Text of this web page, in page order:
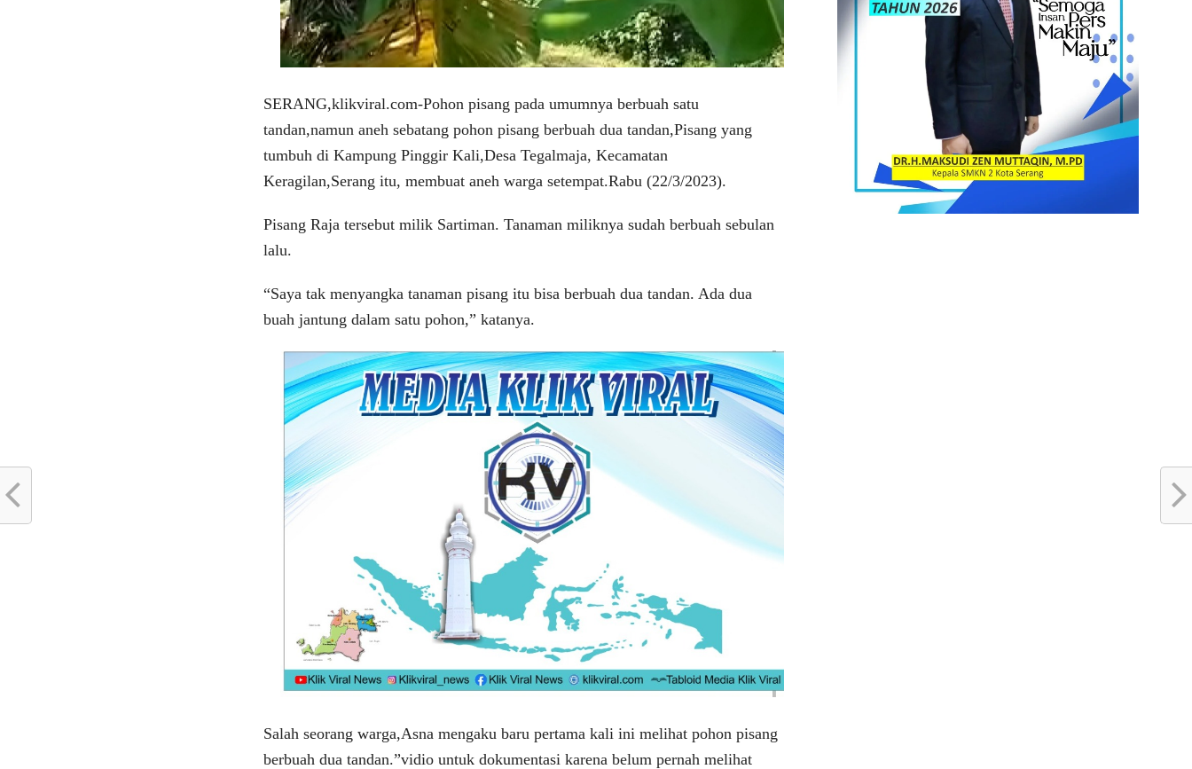
SERANG,klikviral.com-Pohon pisang pada umumnya berbuah satu
tandan,namun aneh sebatang pohon pisang berbuah dua tandan,Pisang yang
tumbuh di Kampung Pinggir Kali,Desa Tegalmaja, Kecamatan
Keragilan,Serang itu, membuat aneh warga setempat.Rabu (22/3/2023).
Pisang Raja tersebut milik Sartiman. Tanaman miliknya sudah berbuah sebulan
lalu.
“Saya tak menyangka tanaman pisang itu bisa berbuah dua tandan. Ada dua
buah jantung dalam satu pohon,” katanya.
Salah seorang warga,Asna mengaku baru pertama kali ini melihat pohon pisang
berbuah dua tandan.”vidio untuk dokumentasi karena belum pernah melihat